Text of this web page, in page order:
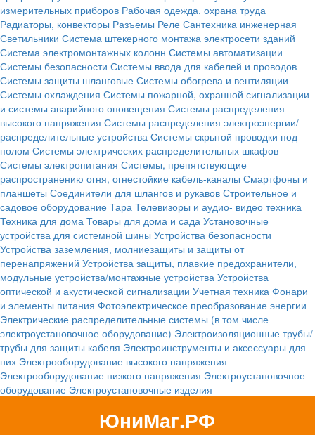
измерительных приборов Рабочая одежда, охрана труда
Радиаторы, конвекторы Разъемы Реле Сантехника инженерная
Светильники Система штекерного монтажа электросети зданий
Система электромонтажных колонн Системы автоматизации
Системы безопасности Системы ввода для кабелей и проводов
Системы защиты шланговые Системы обогрева и вентиляции
Системы охлаждения Системы пожарной, охранной сигнализации
и системы аварийного оповещения Системы распределения
высокого напряжения Системы распределения электроэнергии/
распределительные устройства Системы скрытой проводки под
полом Системы электрических распределительных шкафов
Системы электропитания Системы, препятствующие
распространению огня, огнестойкие кабель-каналы Смартфоны и
планшеты Соединители для шлангов и рукавов Строительное и
садовое оборудование Тара Телевизоры и аудио- видео техника
Техника для дома Товары для дома и сада Установочные
устройства для системной шины Устройства безопасности
Устройства заземления, молниезащиты и защиты от
перенапряжений Устройства защиты, плавкие предохранители,
модульные устройства/монтажные устройства Устройства
оптической и акустической сигнализации Учетная техника Фонари
и элементы питания Фотоэлектрическое преобразование энергии
Электрические распределительные системы (в том числе
электроустановочное оборудование) Электроизоляционные трубы/
трубы для защиты кабеля Электроинструменты и аксессуары для
них Электрооборудование высокого напряжения
Электрооборудование низкого напряжения Электроустановочное
оборудование Электроустановочные изделия
ЮниМаг.РФ